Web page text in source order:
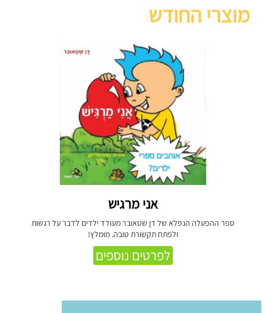
מוצרי החודש
אני מרגיש
ספר ההפעלה הנפלא של דן שטאובר מעודד ילדים לדבר על רגשות
ולפתח תקשורת טובה. מומלץ!
לפרטים נוספים